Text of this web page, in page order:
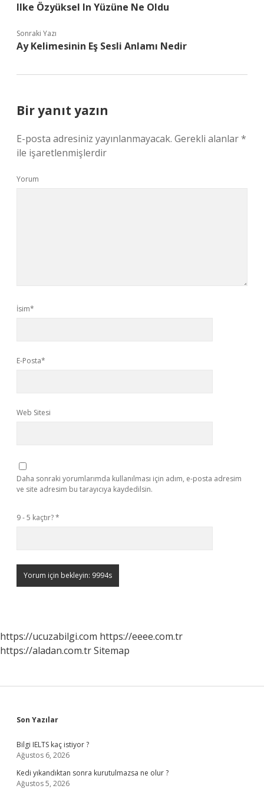
Ilke Özyüksel In Yüzüne Ne Oldu
Sonraki Yazı
Ay Kelimesinin Eş Sesli Anlamı Nedir
Bir yanıt yazın
E-posta adresiniz yayınlanmayacak. Gerekli alanlar*
ile işaretlenmişlerdir
Yorum
İsim*
E-Posta*
Web Sitesi
Daha sonraki yorumlarımda kullanılması için adım, e-posta adresim
ve site adresim bu tarayıcıya kaydedilsin.
9 - 5 kaçtır?*
https://ucuzabilgi.com https://eeee.com.tr
https://aladan.com.trSitemap
Sidebar
Son Yazılar
Bilgi IELTS kaç istiyor ?
Ağustos 6, 2026
Kedi yıkandıktan sonra kurutulmazsa ne olur ?
Ağustos 5, 2026